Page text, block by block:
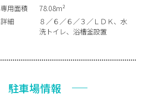
専用面積
78.08m²
詳細
８／６／６／３／ＬＤＫ、水
洗トイレ、浴槽釜設置
駐車場情報